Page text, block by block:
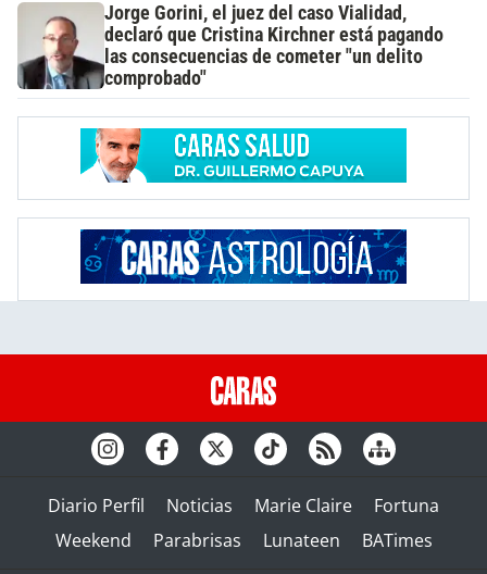
Jorge Gorini, el juez del caso Vialidad,
declaró que Cristina Kirchner está pagando
las consecuencias de cometer "un delito
comprobado"
Diario Perfil Noticias Marie Claire
Fortuna
Weekend
Parabrisas Lunateen BATimes